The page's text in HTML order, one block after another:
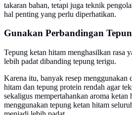
takaran bahan, tetapi juga teknik
hal penting yang perlu diperhatikan.
Gunakan Perbandingan
Tepung ketan hitam menghasilkan rasa
lebih padat dibanding tepung terigu.
Karena itu, banyak resep menggunakan
hitam dan tepung protein rendah agar
sekaligus mempertahankan aroma ketan
menggunakan tepung ketan hitam